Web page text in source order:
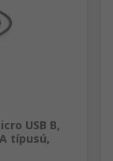
USB B,
típusú,